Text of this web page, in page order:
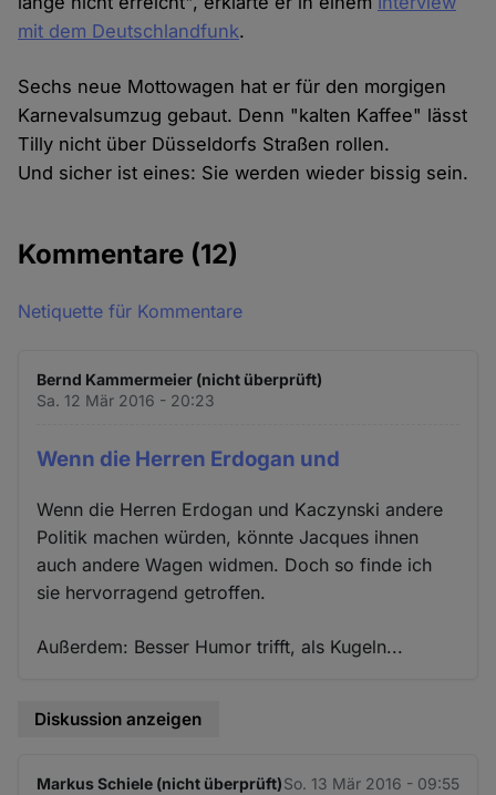
mit dem Deutschlandfunk.
Sechs neue Mottowagen hat er für den morgigen
Karnevalsumzug gebaut. Denn "kalten Kaffee" lässt
Tilly nicht über Düsseldorfs Straßen rollen.
Und sicher ist eines: Sie werden wieder bissig sein.
Kommentare (12)
Netiquette für Kommentare
Bernd Kammermeier (nicht überprüft)
Sa. 12 Mär 2016 - 20:23
Wenn die Herren Erdogan und
Wenn die Herren Erdogan und Kaczynski andere
Politik machen würden, könnte Jacques ihnen
auch andere Wagen widmen. Doch so finde ich
sie hervorragend getroffen.
Außerdem: Besser Humor trifft, als Kugeln...
Diskussion anzeigen
Markus Schiele (nicht überprüft)So. 13 Mär 2016 - 09:55